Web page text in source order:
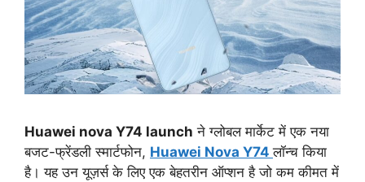
Huawei nova Y74 launch ने ग्लोबल मार्केट में एक नया
बजट-फ्रेंडली स्मार्टफोन, Huawei Nova Y74लॉन्च किया
है। यह उन यूज़र्स के लिए एक बेहतरीन ऑप्शन है जो कम कीमत में